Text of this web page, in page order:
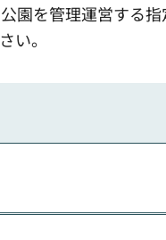
園を管理運営する指
い。